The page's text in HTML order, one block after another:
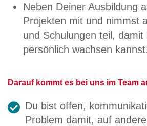
Neben Deiner Ausbildung
Projekten mit und nimmst
und Schulungen teil, damit
persönlich wachsen kannst.
Darauf kommt es bei uns im Team
Du bist offen,
Problem damit, auf